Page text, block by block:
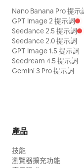
Nano Banana Pro 提示
GPT Image 2 提示詞
Seedance 2.5 提示詞
Seedance 2.0 提示詞
GPT Image 1.5 提示詞
Seedream 4.5 提示詞
Gemini 3 Pro 提示詞
產品
技能
瀏覽器擴充功能